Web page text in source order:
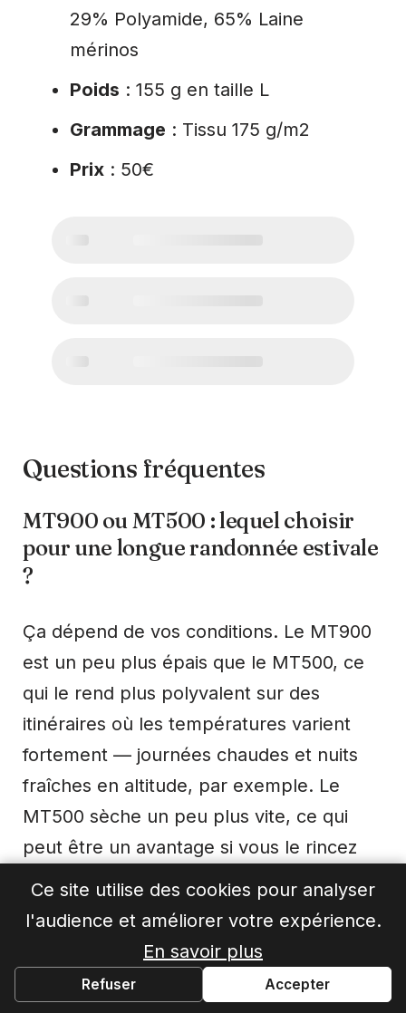
29% Polyamide, 65% Laine
mérinos
Poids : 155 g en taille L
Grammage : Tissu 175 g/m2
Prix: 50€
Questions fréquentes
MT900 ou MT500 : lequel choisir
pour une longue randonnée estivale
?
Ça dépend de vos conditions. Le MT900
est un peu plus épais que le MT500, ce
qui le rend plus polyvalent sur des
itinéraires où les températures varient
fortement — journées chaudes et nuits
fraîches en altitude, par exemple. Le
MT500 sèche un peu plus vite, ce qui
peut être un avantage si vous le rincez
souvent en cours de route. Pour un trek
multi-semaines avec de grandes
amplitudes thermiques, le MT900 est le
choix le plus adapté.
Ce site utilise des cookies pour analyser
l'audience et améliorer votre expérience.
En savoir plus
Refuser Accepter